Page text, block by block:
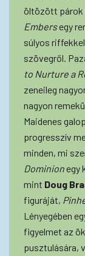
öltözött párok
Embersegy
súlyos
szövegről.
to Nurture a
zeneileg
nagyon
Maidenes
progresszív
minden, mi
Dominionegy
mint Doug
figuráját,
Lényegében
figyelmet az
pusztulására,